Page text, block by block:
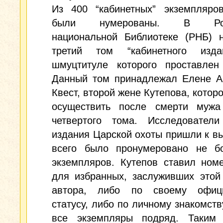
Из 400 “кабинетных”
были нумерованы. В
национальной Библиотеке (РНБ)
третий том “кабинетного
шмуцтитуле которого
Данный том принадлежал Елене
Квест, второй жене Кутепова,
осуществить после смерти
четвертого тома.
издания Царской охоты пришли к
всего было пронумеровано не
экземпляров. Кутепов ставил
для избранных, заслуживших
автора, либо по своему
статусу, либо по личному
все экземпляры подряд. Таким